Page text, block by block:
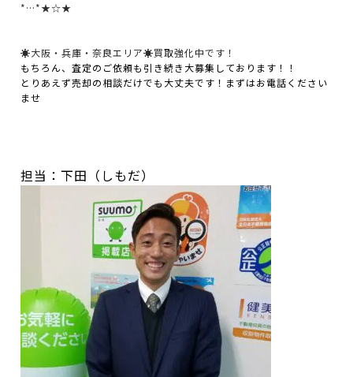
*…*★☆★
☀大阪・兵庫・奈良エリア☀買取強化中です！
もちろん、査定のご依頼も引き続き大募集しております！！
とりあえず売却の相談だけでも大丈夫です！まずはお電話ください
ませ
担当：下田（しもだ）